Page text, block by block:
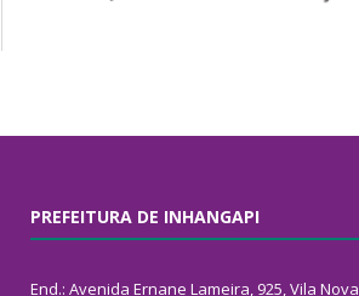
PREFEITURA DE INHANGAPI
End.: Avenida Ernane Lameira, 925, Vila Nova